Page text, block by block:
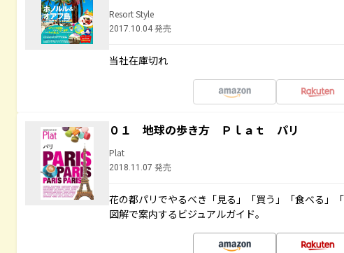
Resort Style
2017.10.04 発売
当社在庫切れ
０１ 地球の歩き方 Ｐｌａｔ パリ
Plat
2018.11.07 発売
花の都パリでやるべき「見る」「買う」「食べる」
図解で案内するビジュアルガイド。